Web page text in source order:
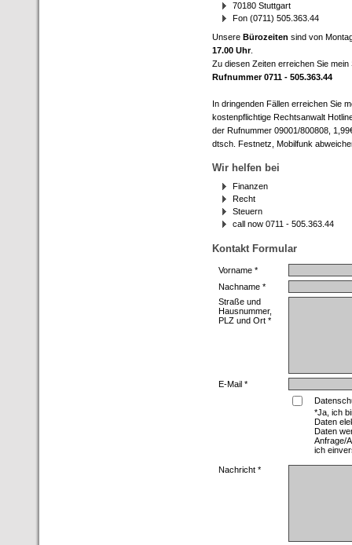
70180 Stuttgart
Fon (0711) 505.363.44
Unsere Bürozeiten sind von
17.00 Uhr.
Zu diesen Zeiten erreichen Sie
Rufnummer 0711 - 505.363.44
In dringenden Fällen erreichen Sie
kostenpflichtige Rechtsanwalt
der Rufnummer 09001/800808,
dtsch. Festnetz, Mobilfunk
Wir helfen bei
Finanzen
Recht
Steuern
call now 0711 - 505.363.44
Kontakt Formular
Vorname *
Nachname *
Straße und
Hausnummer,
PLZ und Ort *
E-Mail *
*Ja, ich
Daten
Daten
Anfrage/
ich
Nachricht *